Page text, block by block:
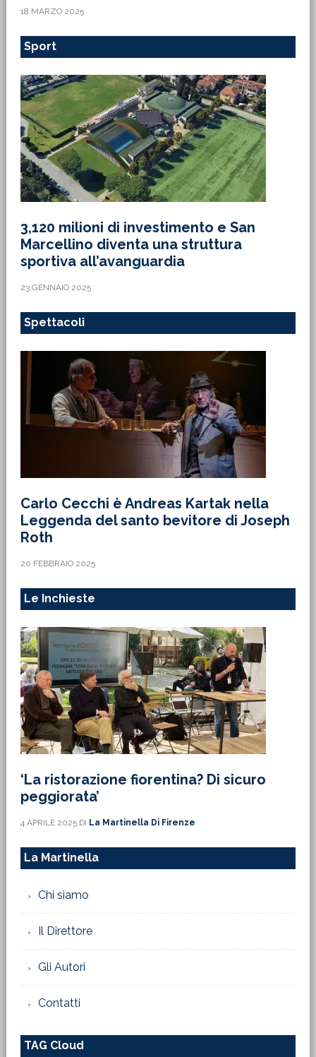
18 MARZO 2025
Sport
3,120 milioni di investimento e San
Marcellino diventa una struttura
sportiva all’avanguardia
23 GENNAIO 2025
Spettacoli
Carlo Cecchi è Andreas Kartak nella
Leggenda del santo bevitore di Joseph
Roth
20 FEBBRAIO 2025
Le Inchieste
‘La ristorazione fiorentina? Di sicuro
peggiorata’
4 APRILE 2025DI La Martinella Di Firenze
La Martinella
Chi siamo
Il Direttore
Gli Autori
Contatti
TAG Cloud